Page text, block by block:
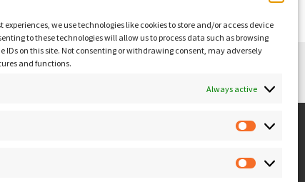
experiences, we use technologies like cookies to store and/or access device
to these technologies will allow us to process data such as browsing
IDs on this site. Not consenting or withdrawing consent, may adversely
and functions.
Always active